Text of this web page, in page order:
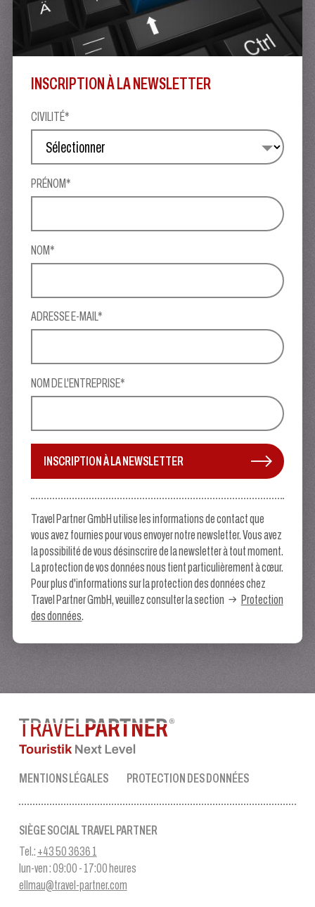
INSCRIPTION À LA NEWSLETTER
CIVILITÉ*
PRÉNOM*
NOM*
ADRESSE E-MAIL*
NOM DE L'ENTREPRISE*
INSCRIPTION À LA NEWSLETTER
Travel Partner GmbH utilise les informations de contact que
vous avez fournies pour vous envoyer notre newsletter. Vous avez
la possibilité de vous désinscrire de la newsletter à tout moment.
La protection de vos données nous tient particulièrement à cœur.
Pour plus d'informations sur la protection des données chez
Travel Partner GmbH, veuillez consulter la section
Protection
des données.
MENTIONS LÉGALES PROTECTION DES DONNÉES
SIÈGE SOCIAL TRAVEL PARTNER
Tel.:+43 50 3636 1
lun-ven : 09:00 - 17:00 heures
ellmau@travel-partner.com